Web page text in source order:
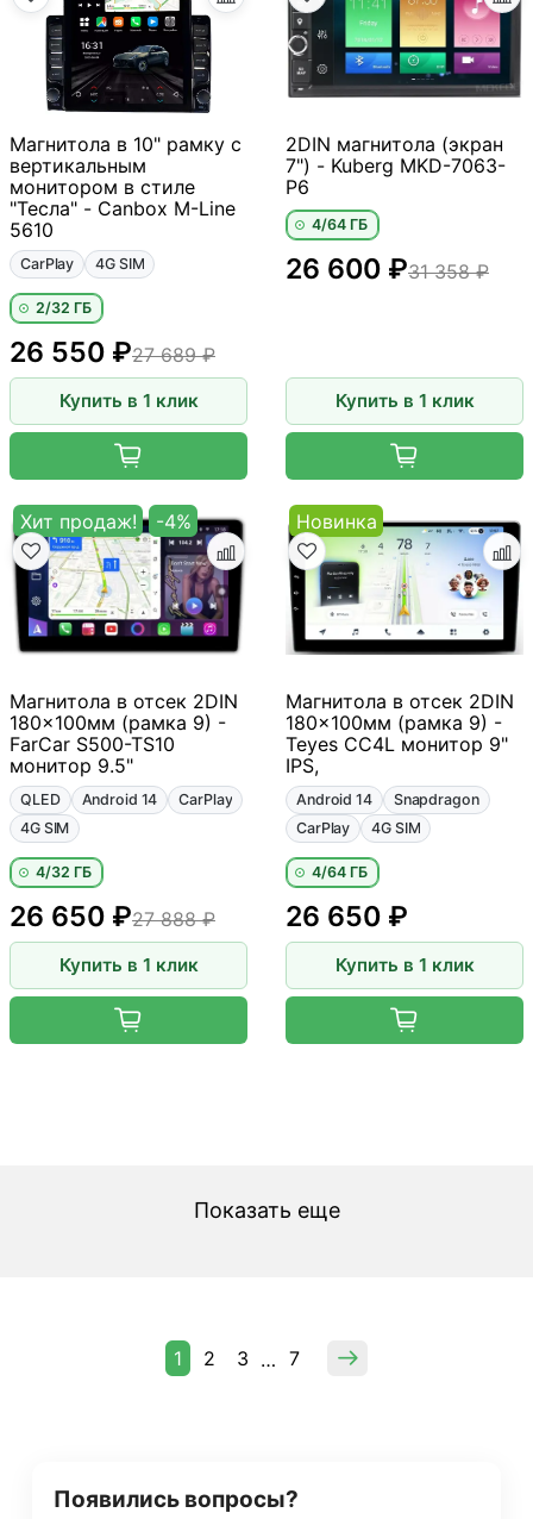
Магнитола в 10" рамку с
вертикальным
монитором в стиле
"Тесла" - Canbox M-Line
5610
CarPlay 4G SIM
2/32 ГБ
27 689 ₽
26 550 ₽
Купить в 1 клик
2DIN магнитола (экран
7") - Kuberg MKD-7063-
P6
4/64 ГБ
31 358 ₽
26 600 ₽
Купить в 1 клик
Хит продаж! -4%
Магнитола в отсек 2DIN
180x100мм (рамка 9) -
FarCar S500-TS10
монитор 9.5"
QLED Android 14
CarPlay
4G SIM
4/32 ГБ
27 888 ₽
26 650 ₽
Купить в 1 клик
Новинка
Магнитола в отсек 2DIN
180x100мм (рамка 9) -
Teyes CC4L монитор 9"
IPS,
Android 14
Snapdragon
CarPlay
4G SIM
4/64 ГБ
26 650 ₽
Купить в 1 клик
Показать еще
1 2 3 … 7
Появились вопросы?